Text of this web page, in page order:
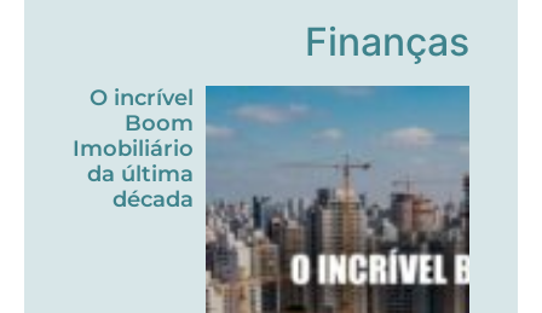
Finanças
O incrível
Boom
Imobiliário
da última
década